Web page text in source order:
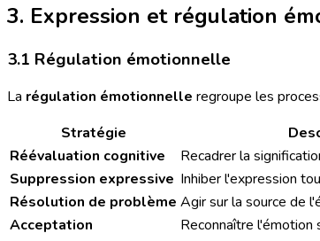
3. Expression et régulation
3.1 Régulation émotionnelle
La régulation émotionnelle regroupe les
Stratégie
Réévaluation cognitive
Recadrer la
Suppression expressive Inhiber l'expression
Résolution de problème Agir sur la source de
Acceptation
Reconnaître l'émotion